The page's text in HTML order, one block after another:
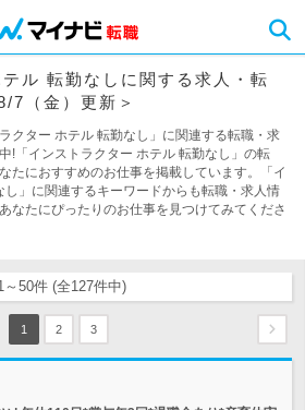
ル 転勤なしに関する求人・転
7（金）更新＞
クター ホテル 転勤なし」に関連する転職・求
!「インストラクター ホテル 転勤なし」の転
たにおすすめのお仕事を掲載しています。「イ
し」に関連するキーワードからも転職・求人情
なたにぴったりのお仕事を見つけてみてくださ
～50件 (全127件中)
1 2 3